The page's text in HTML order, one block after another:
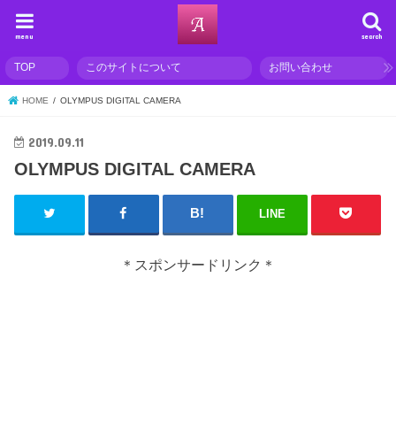
search
menu
TOP このサイトについて お問い合わせ
HOME OLYMPUS DIGITAL CAMERA
2019.09.11
OLYMPUS DIGITAL CAMERA
LINE
＊スポンサードリンク＊